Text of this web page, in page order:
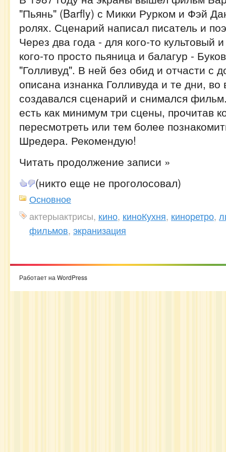
"Пьянь" (Barfly) с Микки Рурком и Фэй
ролях. Сценарий написал писатель и
Через два года - для кого-то культовый
кого-то просто пьяница и балагур -
"Голливуд". В ней без обид и отчасти с
описана изнанка Голливуда и те дни, во
создавался сценарий и снимался
есть как минимум три сцены, прочитав
пересмотреть или тем более
Шредера. Рекомендую!
Читать продолжение записи »
(никто еще не проголосовал)
Основное
актерыактрисы, кино, киноКухня, киноретро,
фильмов, экранизация
Работает на WordPress